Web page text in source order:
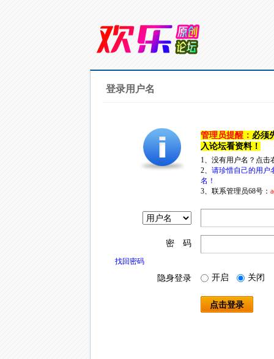
登录用户名
管理员提醒： 必须
入论坛看资料！
1、没有用户名？点
2、 请珍惜自己的用户
名！
3、联系管理员68号：
密 码
找回密码
隐身登录 开启 关闭
点击登录